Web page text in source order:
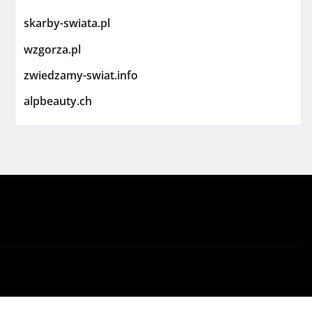
skarby-swiata.pl
wzgorza.pl
zwiedzamy-swiat.info
alpbeauty.ch